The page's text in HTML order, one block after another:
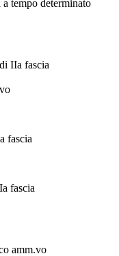
tempo determinato
IIa fascia
fascia
fascia
amm.vo